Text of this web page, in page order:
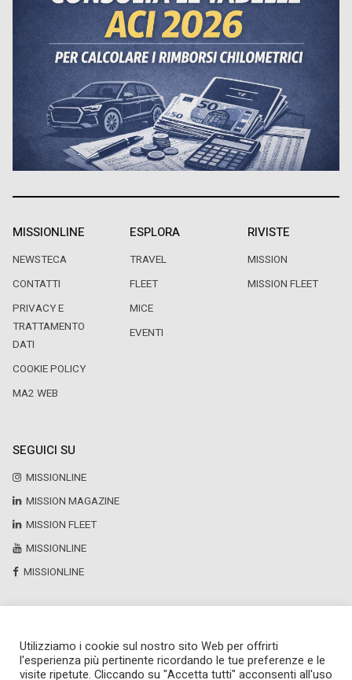
MISSIONLINE
NEWSTECA
CONTATTI
PRIVACY E
TRATTAMENTO
DATI
COOKIE POLICY
MA2 WEB
ESPLORA
TRAVEL
FLEET
MICE
EVENTI
RIVISTE
MISSION
MISSION FLEET
SEGUICI SU
MISSIONLINE
MISSION MAGAZINE
MISSION FLEET
MISSIONLINE
MISSIONLINE
Copyright © 2025 by Newsteca
P.Iva 13171520151
Newsteca S.r.l.
Utilizziamo i cookie sul nostro sito Web per offrirti
l'esperienza più pertinente ricordando le tue preferenze e le
visite ripetute. Cliccando su "Accetta tutti" acconsenti all'uso